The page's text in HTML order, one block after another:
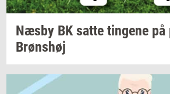
Næsby BK satte tin­ge­ne på
Brøns­høj